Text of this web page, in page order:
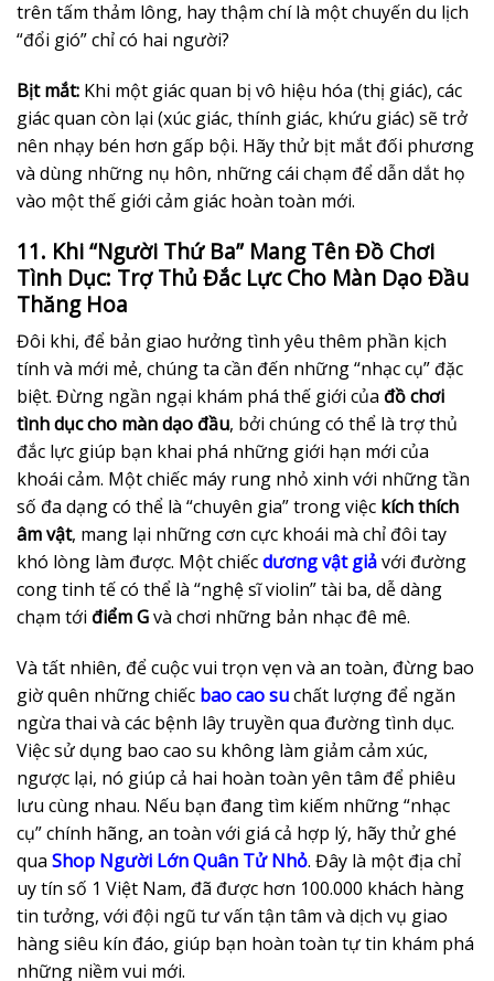
trên tấm thảm lông, hay thậm chí là một chuyến du lịch
“đổi gió” chỉ có hai người?
Bịt mắt: Khi một giác quan bị vô hiệu hóa (thị giác), các
giác quan còn lại (xúc giác, thính giác, khứu giác) sẽ trở
nên nhạy bén hơn gấp bội. Hãy thử bịt mắt đối phương
và dùng những nụ hôn, những cái chạm để dẫn dắt họ
vào một thế giới cảm giác hoàn toàn mới.
11. Khi “Người Thứ Ba” Mang Tên Đồ Chơi
Tình Dục: Trợ Thủ Đắc Lực Cho Màn Dạo Đầu
Thăng Hoa
Đôi khi, để bản giao hưởng tình yêu thêm phần kịch
tính và mới mẻ, chúng ta cần đến những “nhạc cụ” đặc
biệt. Đừng ngần ngại khám phá thế giới của đồ chơi
tình dục cho màn dạo đầu, bởi chúng có thể là trợ thủ
đắc lực giúp bạn khai phá những giới hạn mới của
khoái cảm. Một chiếc máy rung nhỏ xinh với những tần
số đa dạng có thể là “chuyên gia” trong việc kích thích
âm vật, mang lại những cơn cực khoái mà chỉ đôi tay
khó lòng làm được. Một chiếcdương vật giảvới đường
cong tinh tế có thể là “nghệ sĩ violin” tài ba, dễ dàng
chạm tới điểm Gvà chơi những bản nhạc đê mê.
Và tất nhiên, để cuộc vui trọn vẹn và an toàn, đừng bao
giờ quên những chiếc bao cao suchất lượng để ngăn
ngừa thai và các bệnh lây truyền qua đường tình dục.
Việc sử dụng bao cao su không làm giảm cảm xúc,
ngược lại, nó giúp cả hai hoàn toàn yên tâm để phiêu
lưu cùng nhau. Nếu bạn đang tìm kiếm những “nhạc
cụ” chính hãng, an toàn với giá cả hợp lý, hãy thử ghé
qua Shop Người Lớn Quân Tử Nhỏ. Đây là một địa chỉ
uy tín số 1 Việt Nam, đã được hơn 100.000 khách hàng
tin tưởng, với đội ngũ tư vấn tận tâm và dịch vụ giao
hàng siêu kín đáo, giúp bạn hoàn toàn tự tin khám phá
những niềm vui mới.